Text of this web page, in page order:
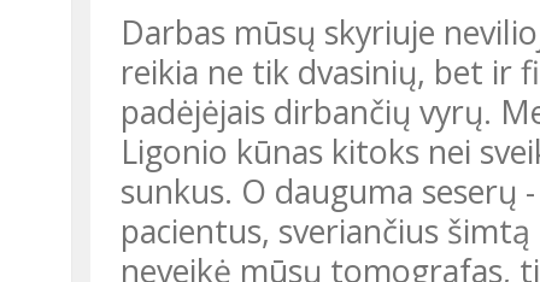
Darbas mūsų skyriuje
reikia ne tik dvasinių, bet ir
padėjėjais dirbančių vyrų.
Ligonio kūnas kitoks nei
sunkus. O dauguma
pacientus, sveriančius
neveikė mūsų tomografas,